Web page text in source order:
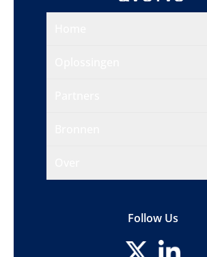
Follow Us